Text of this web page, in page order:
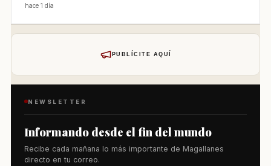
hace 1 día
PUBLÍCITE AQUÍ
NEWSLETTER
Informando desde el fin del mundo
Recibe cada mañana lo más importante de Magallanes
directo en tu correo.